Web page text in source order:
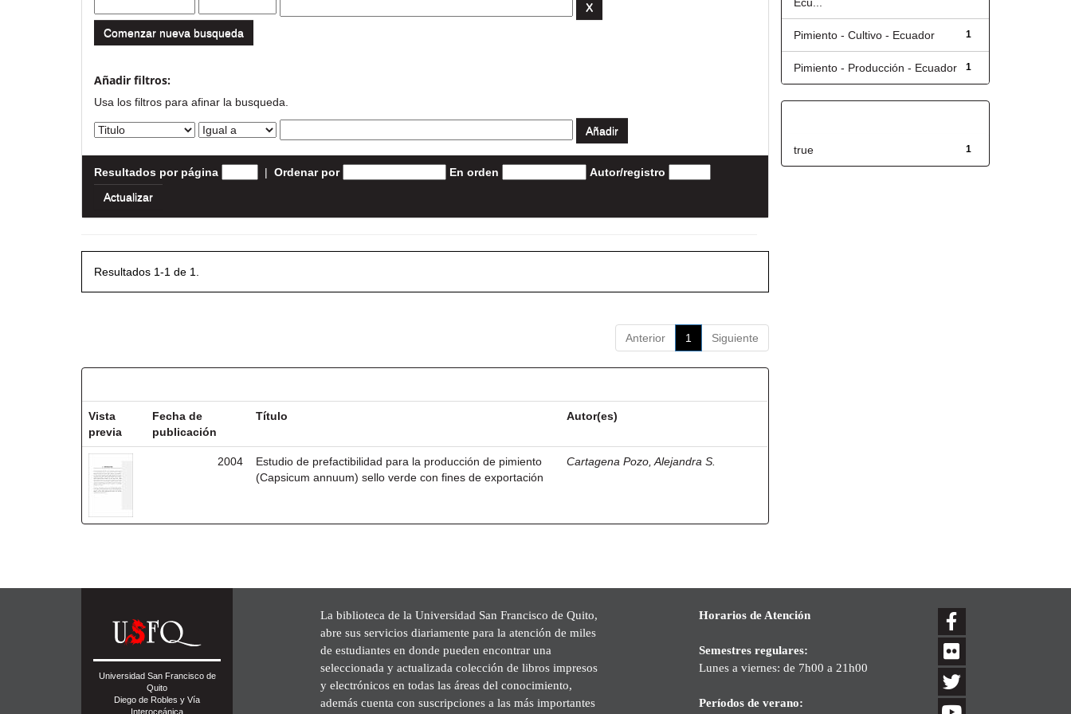
Comenzar nueva busqueda
Añadir filtros:
Usa los filtros para afinar la busqueda.
Resultados por página | Ordenar por En orden Autor/registro
Resultados 1-1 de 1.
Anterior 1 Siguiente
Vista
previa
Fecha de
publicación
Título Autor(es)
2004
Estudio de prefactibilidad para la producción de pimiento
(Capsicum annuum) sello verde con fines de exportación
Cartagena Pozo, Alejandra S.
1
Pimiento - Cultivo - Ecuador
1
Pimiento - Producción - Ecuador
1
true
Universidad San Francisco de
Quito
Diego de Robles y Vía
Interoceánica
La biblioteca de la Universidad San Francisco de Quito,
abre sus servicios diariamente para la atención de miles
de estudiantes en donde pueden encontrar una
seleccionada y actualizada colección de libros impresos
y electrónicos en todas las áreas del conocimiento,
además cuenta con suscripciones a las más importantes
Horarios de Atención
Semestres regulares:
Lunes a viernes: de 7h00 a 21h00
Períodos de verano: